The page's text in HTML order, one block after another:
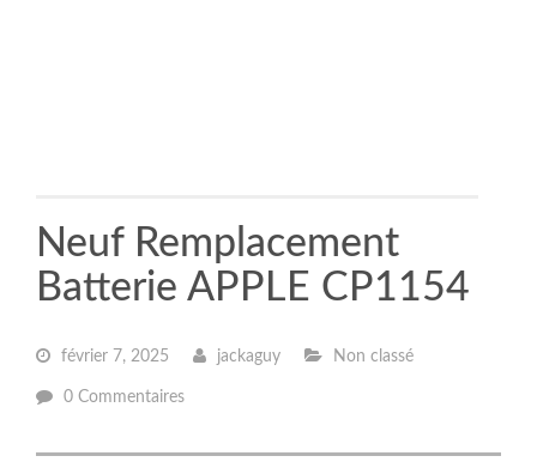
Neuf Remplacement
Batterie APPLE CP1154
février 7, 2025 jackaguy Non classé
0 Commentaires